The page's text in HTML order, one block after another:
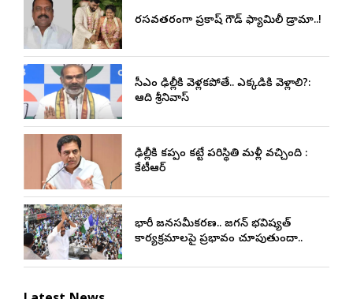
రసవత్తరంగా ప్రకాష్ గౌడ్ ఫ్యామిలీ డ్రామా..!
సీఎం ఢిల్లీకి వెళ్లకపోతే.. ఎక్కడికి వెళ్లాలి?:
ఆది శ్రీనివాస్
ఢిల్లీకి కప్పం కట్టే పరిస్థితి మళ్లీ వచ్చింది :
కేటీఆర్
భారీ జనసమీకరణ.. జగన్ భవిష్యత్
కార్యక్రమాలపై ప్రభావం చూపుతుందా..